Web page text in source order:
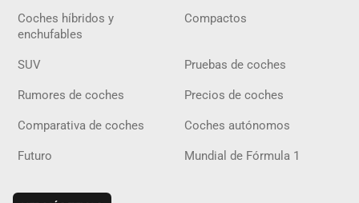
Coches híbridos y
enchufables
Compactos
SUV Pruebas de coches
Rumores de coches Precios de coches
Comparativa de coches Coches autónomos
Futuro Mundial de Fórmula 1